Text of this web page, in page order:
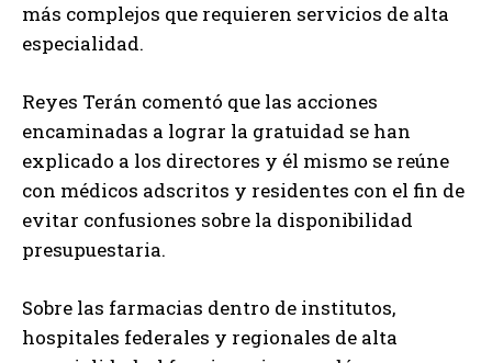
más complejos que requieren servicios de alta
especialidad.
Reyes Terán comentó que las acciones
encaminadas a lograr la gratuidad se han
explicado a los directores y él mismo se reúne
con médicos adscritos y residentes con el fin de
evitar confusiones sobre la disponibilidad
presupuestaria.
Sobre las farmacias dentro de institutos,
hospitales federales y regionales de alta